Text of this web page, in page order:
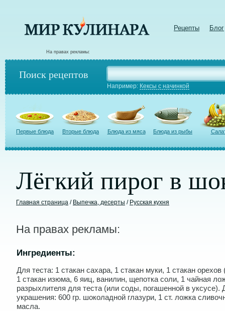
Рецепты Блог
На правах рекламы:
Поиск рецептов
Например: Кексы с начинкой
Первые блюда Вторые блюда Блюда из мяса Блюда из рыбы
Лёгкий пирог в
Главная страница / Выпечка, десерты / Русская кухня
На правах рекламы:
Ингредиенты:
Для теста: 1 стакан сахара, 1 стакан муки, 1 стакан
1 стакан изюма, 6 яиц, ванилин, щепотка соли, 1 чайная
разрыхлителя для теста (или соды, погашенной в уксусе).
украшения: 600 гр. шоколадной глазури, 1 ст. ложка
масла.